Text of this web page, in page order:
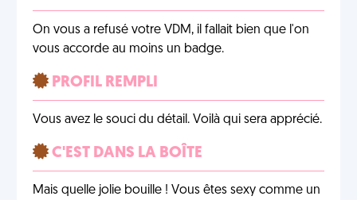
On vous a refusé votre VDM, il fallait bien que l'on
vous accorde au moins un badge.
PROFIL REMPLI
Vous avez le souci du détail. Voilà qui sera apprécié.
C'EST DANS LA BOÎTE
Mais quelle jolie bouille ! Vous êtes sexy comme un